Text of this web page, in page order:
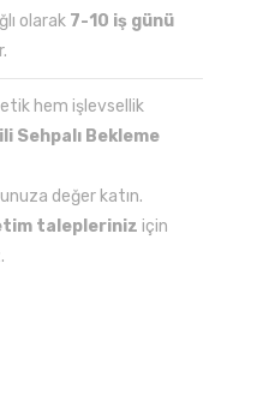
olarak 7-10 iş günü
hem işlevsellik
Sehpalı Bekleme
değer katın.
talepleriniz için